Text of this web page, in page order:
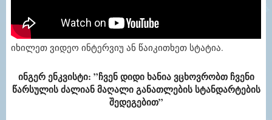
იხილეთ ვიდეო ინტერვიუ ან წაიკითხეთ სტატია.
ინგერ ენკვისტი: ”ჩვენ დიდი ხანია ვცხოვრობთ ჩვენი
წარსულის ძალიან მაღალი განათლების სტანდარტების
შედეგებით”